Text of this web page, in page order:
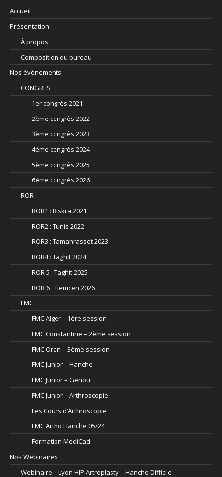
Accueil
Présentation
À propos
Composition du bureau
Nos événements
CONGRES
1er congrès 2021
2ème congrès 2022
3ème congrès 2023
4ème congrès 2024
5ème congrès 2025
6ème congrès 2026
ROR
ROR1 : Biskra 2021
ROR2 : Tunis 2022
ROR3 : Tamanrasset 2023
ROR4 : Taghit 2024
ROR 5 : Taghit 2025
ROR 6 : Tlemcen 2026
FMC
FMC Alger – 1ère session
FMC Constantine – 2ème session
FMC Oran – 3ème session
FMC Junior – Hanche
FMC Junior – Genou
FMC Junior – Arthroscopie
Les Cours d’Arthroscopie
FMC Artho Hanche 05/24
Formation MediCad
Nos Webinaires
Webinaire – Lyon HIP Artroplasty – Hanche Difficile